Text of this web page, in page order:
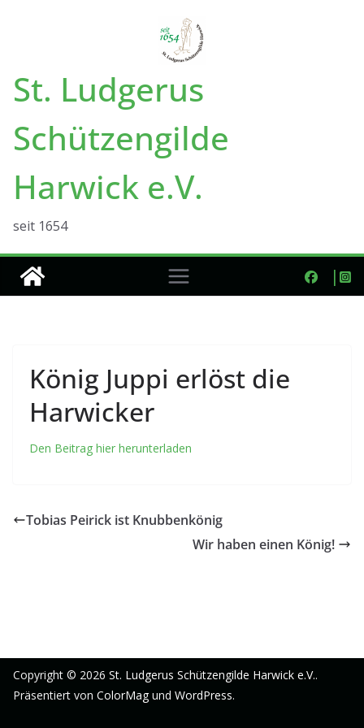
St. Ludgerus
Schützengilde
Harwick e.V.
seit 1654
König Juppi erlöst die
Harwicker
Den Beitrag hier herunterladen
Tobias Peirick ist Knubbenkönig
Wir haben einen König!
Copyright © 2026 St. Ludgerus Schützengilde Harwick e.V..
Präsentiert von ColorMagund WordPress.